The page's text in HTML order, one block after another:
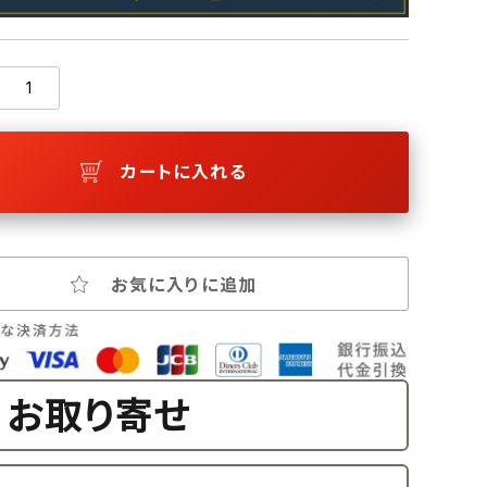
カートに入れる
お気に入りに追加
お取り寄せ